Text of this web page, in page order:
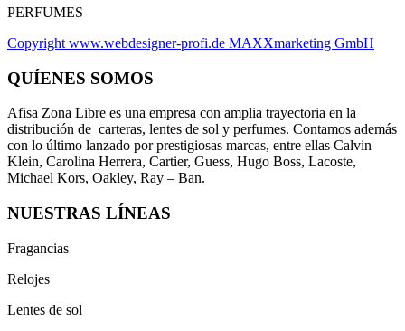
PERFUMES
Copyright www.webdesigner-profi.de MAXXmarketing GmbH
QUÍENES SOMOS
Afisa Zona Libre es una empresa con amplia trayectoria en la
distribución de carteras, lentes de sol y perfumes. Contamos además
con lo último lanzado por prestigiosas marcas, entre ellas Calvin
Klein, Carolina Herrera, Cartier, Guess, Hugo Boss, Lacoste,
Michael Kors, Oakley, Ray – Ban.
NUESTRAS LÍNEAS
Fragancias
Relojes
Lentes de sol